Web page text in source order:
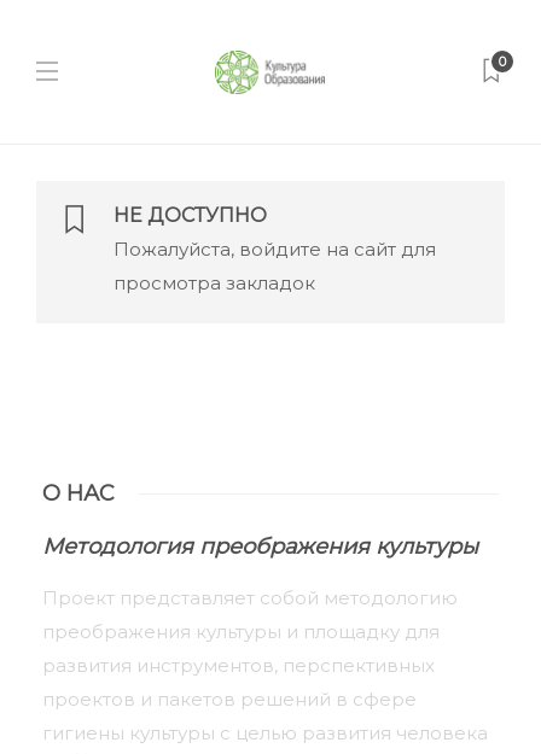
0
НЕ ДОСТУПНО
Пожалуйста, войдите на сайт для
просмотра закладок
О НАС
Методология преображения культуры
Проект представляет собой методологию
преображения культуры и площадку для
развития инструментов, перспективных
проектов и пакетов решений в сфере
гигиены культуры с целью развития человека